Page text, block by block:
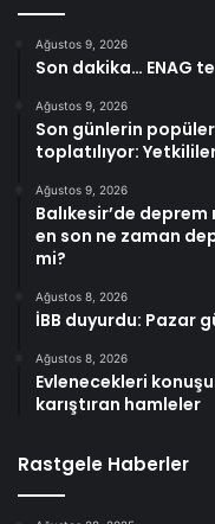
Ağustos 9, 2026
Son dakika… ENAG
Ağustos 9, 2026
Son günlerin
toplatılıyor:
Ağustos 9, 2026
Balıkesir’de
en son ne zaman
mi?
Ağustos 8, 2026
İBB duyurdu: Pazar
Ağustos 8, 2026
Evlenecekleri
karıştıran hamleler
Rastgele Haberler